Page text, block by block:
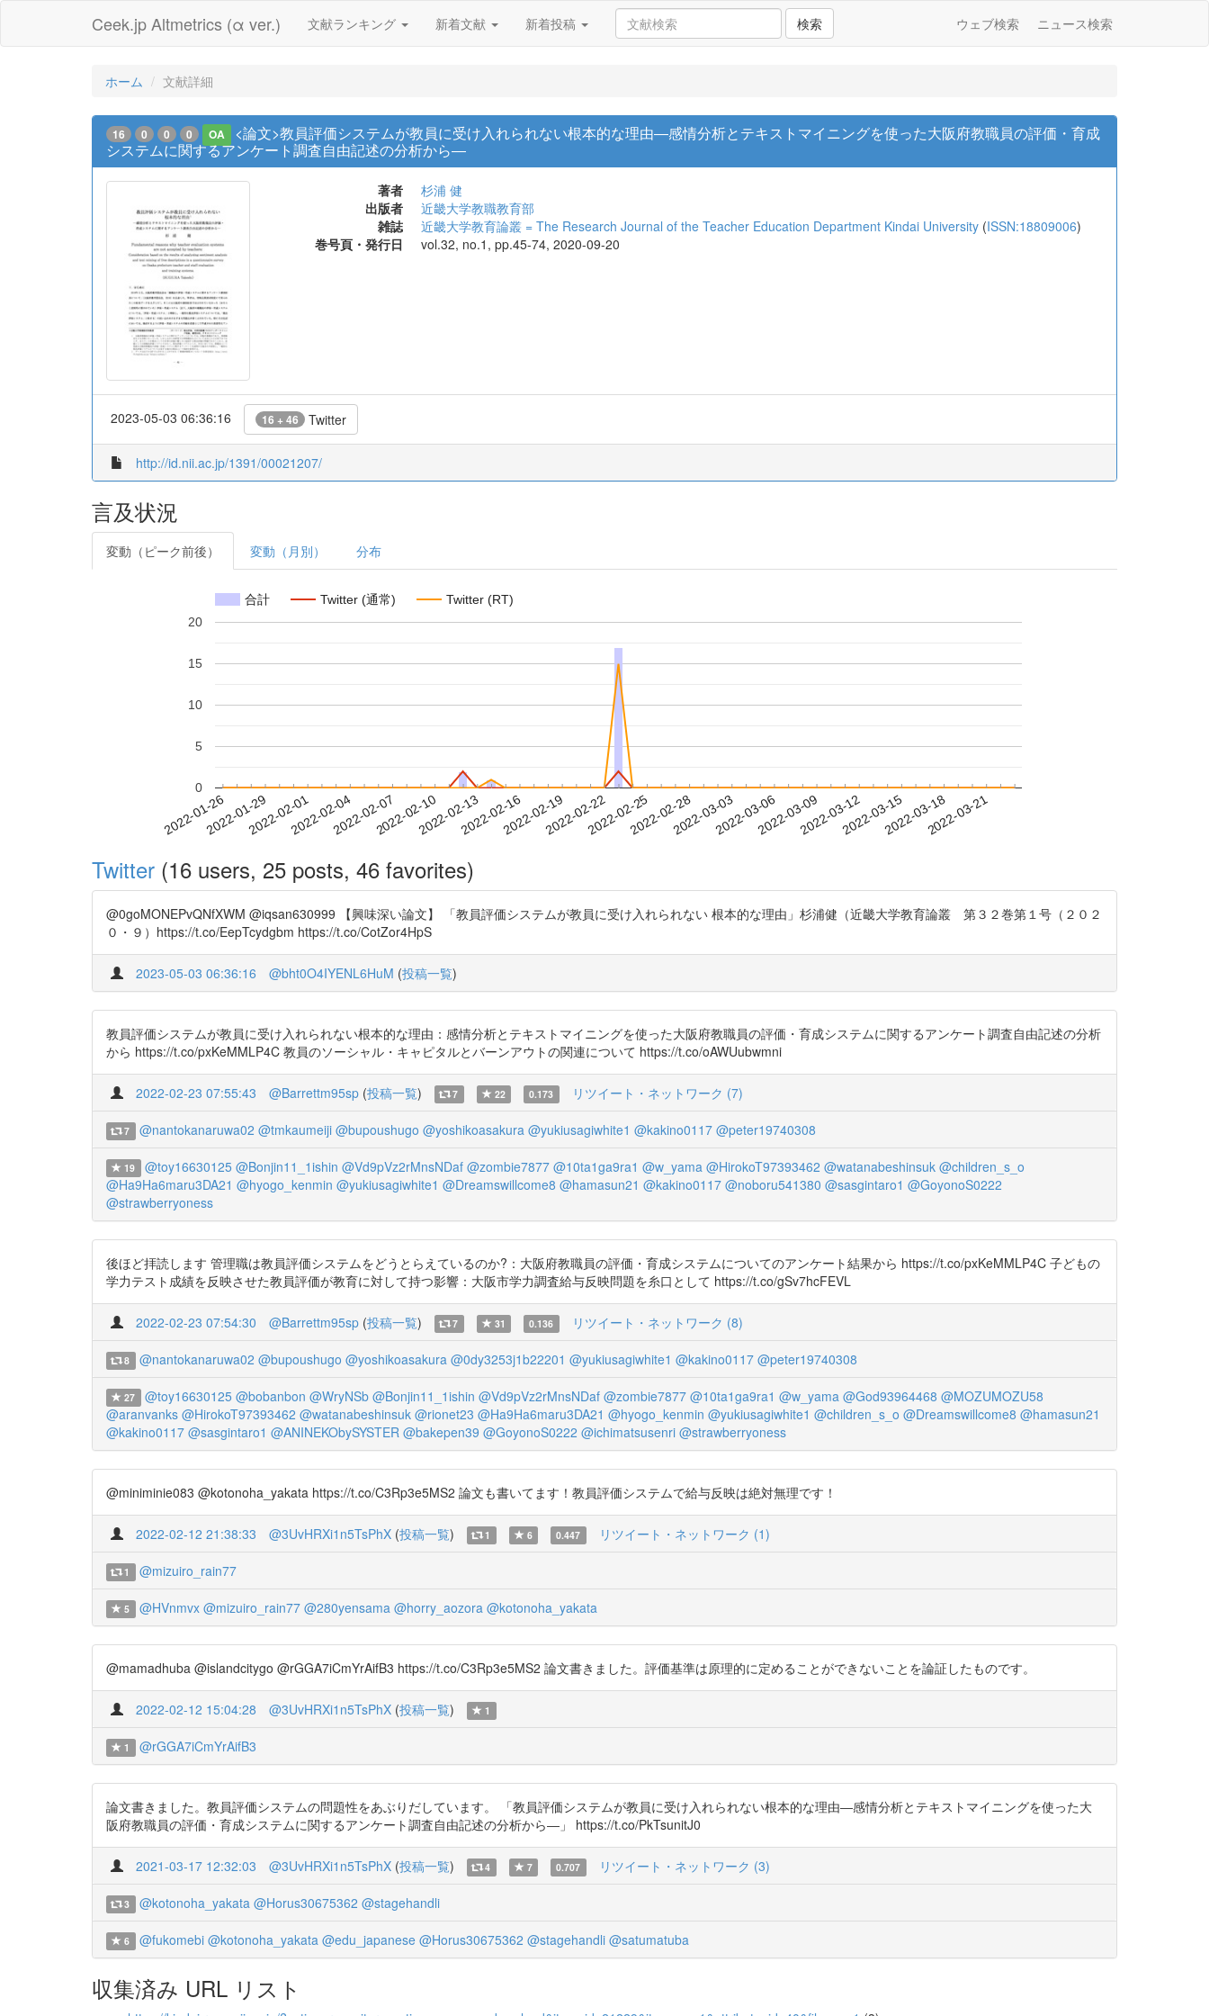
Ceek.jp Altmetrics (α ver.) 文献ランキング 新着文献 新着投稿 検索 ウェブ検索 ニュース検索
ホーム 文献詳細
16 0 0 0 OA
<論文>教員評価システムが教員に受け入れられない根本的な理由―感情分析とテキストマイニングを使った大阪府教職員の評価・育成
システムに関するアンケート調査自由記述の分析から―
著者
杉浦 健
出版者
近畿大学教職教育部
雑誌
近畿大学教育論叢 = The Research Journal of the Teacher Education Department Kindai University (ISSN:18809006)
巻号頁・発行日
vol.32, no.1, pp.45-74, 2020-09-20
2023-05-03 06:36:16 16 + 46 Twitter
http://id.nii.ac.jp/1391/00021207/
言及状況
変動（ピーク前後） 変動（月別） 分布
合計 Twitter (通常) Twitter (RT)
2022-01-262022-01-292022-02-012022-02-042022-02-072022-02-102022-02-132022-02-162022-02-192022-02-222022-02-252022-02-282022-03-032022-03-062022-03-092022-03-122022-03-152022-03-182022-03-21
0
5
10
15
20
Twitter (16 users, 25 posts, 46 favorites)
@0goMONEPvQNfXWM @iqsan630999 【興味深い論文】 「教員評価システムが教員に受け入れられない 根本的な理由」杉浦健（近畿大学教育論叢 第３２巻第１号（２０２
０・９）https://t.co/EepTcydgbm https://t.co/CotZor4HpS
2023-05-03 06:36:16 @bht0O4IYENL6HuM (投稿一覧)
教員評価システムが教員に受け入れられない根本的な理由：感情分析とテキストマイニングを使った大阪府教職員の評価・育成システムに関するアンケート調査自由記述の分析
から https://t.co/pxKeMMLP4C 教員のソーシャル・キャピタルとバーンアウトの関連について https://t.co/oAWUubwmni
2022-02-23 07:55:43 @Barrettm95sp (投稿一覧) 7 22 0.173 リツイート・ネットワーク (7)
7 @nantokanaruwa02 @tmkaumeiji @bupoushugo @yoshikoasakura @yukiusagiwhite1 @kakino0117 @peter19740308
19 @toy16630125 @Bonjin11_1ishin @Vd9pVz2rMnsNDaf @zombie7877 @10ta1ga9ra1 @w_yama @HirokoT97393462 @watanabeshinsuk @children_s_o
@Ha9Ha6maru3DA21 @hyogo_kenmin @yukiusagiwhite1 @Dreamswillcome8 @hamasun21 @kakino0117 @noboru541380 @sasgintaro1 @GoyonoS0222
@strawberryoness
後ほど拝読します 管理職は教員評価システムをどうとらえているのか?：大阪府教職員の評価・育成システムについてのアンケート結果から https://t.co/pxKeMMLP4C 子どもの
学力テスト成績を反映させた教員評価が教育に対して持つ影響：大阪市学力調査給与反映問題を糸口として https://t.co/gSv7hcFEVL
2022-02-23 07:54:30 @Barrettm95sp (投稿一覧) 7 31 0.136 リツイート・ネットワーク (8)
8 @nantokanaruwa02 @bupoushugo @yoshikoasakura @0dy3253j1b22201 @yukiusagiwhite1 @kakino0117 @peter19740308
27 @toy16630125 @bobanbon @WryNSb @Bonjin11_1ishin @Vd9pVz2rMnsNDaf @zombie7877 @10ta1ga9ra1 @w_yama @God93964468 @MOZUMOZU58
@aranvanks @HirokoT97393462 @watanabeshinsuk @rionet23 @Ha9Ha6maru3DA21 @hyogo_kenmin @yukiusagiwhite1 @children_s_o @Dreamswillcome8 @hamasun21
@kakino0117 @sasgintaro1 @ANINEKObySYSTER @bakepen39 @GoyonoS0222 @ichimatsusenri @strawberryoness
@miniminie083 @kotonoha_yakata https://t.co/C3Rp3e5MS2 論文も書いてます！教員評価システムで給与反映は絶対無理です！
2022-02-12 21:38:33 @3UvHRXi1n5TsPhX (投稿一覧) 1 6 0.447 リツイート・ネットワーク (1)
1 @mizuiro_rain77
5 @HVnmvx @mizuiro_rain77 @280yensama @horry_aozora @kotonoha_yakata
@mamadhuba @islandcitygo @rGGA7iCmYrAifB3 https://t.co/C3Rp3e5MS2 論文書きました。評価基準は原理的に定めることができないことを論証したものです。
2022-02-12 15:04:28 @3UvHRXi1n5TsPhX (投稿一覧) 1
1 @rGGA7iCmYrAifB3
論文書きました。教員評価システムの問題性をあぶりだしています。 「教員評価システムが教員に受け入れられない根本的な理由―感情分析とテキストマイニングを使った大
阪府教職員の評価・育成システムに関するアンケート調査自由記述の分析から―」 https://t.co/PkTsunitJ0
2021-03-17 12:32:03 @3UvHRXi1n5TsPhX (投稿一覧) 4 7 0.707 リツイート・ネットワーク (3)
3 @kotonoha_yakata @Horus30675362 @stagehandli
6 @fukomebi @kotonoha_yakata @edu_japanese @Horus30675362 @stagehandli @satumatuba
収集済み URL リスト